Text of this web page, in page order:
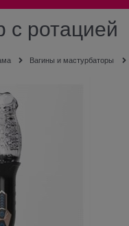
с ротацией
Вагины и мастурбаторы